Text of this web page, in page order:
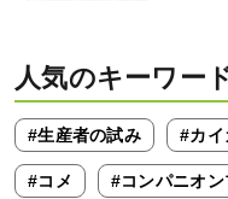
人気のキーワー
#生産者の試み #カイ
#コメ #コンパニオン